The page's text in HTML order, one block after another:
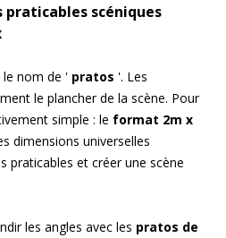
praticables scéniques
nom de ' pratos '. Les
le plancher de la scène. Pour
simple : le format 2m x
dimensions universelles
praticables et créer une scène
les angles avec les pratos de